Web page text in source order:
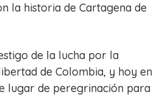
la historia de Cartagena de
de la lucha por la
de Colombia, y hoy en
lugar de peregrinación para